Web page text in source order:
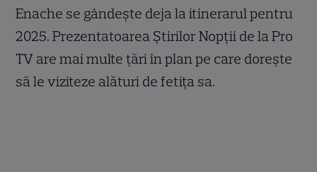
Enache se gândește deja la itinerarul pentru
2025. Prezentatoarea Știrilor Nopții de la Pro
TV are mai multe țări în plan pe care dorește
să le viziteze alături de fetița sa.